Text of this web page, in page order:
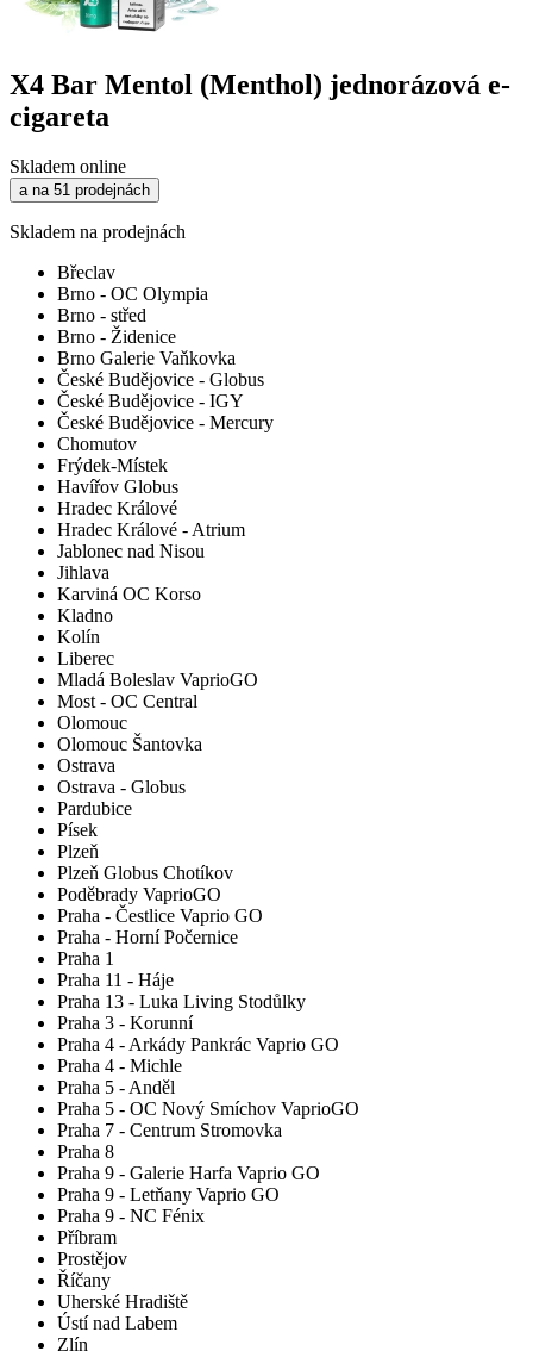
X4 Bar Mentol (Menthol) jednorázová e-
cigareta
Skladem online
a na 51 prodejnách
Skladem na prodejnách
Břeclav
Brno - OC Olympia
Brno - střed
Brno - Židenice
Brno Galerie Vaňkovka
České Budějovice - Globus
České Budějovice - IGY
České Budějovice - Mercury
Chomutov
Frýdek-Místek
Havířov Globus
Hradec Králové
Hradec Králové - Atrium
Jablonec nad Nisou
Jihlava
Karviná OC Korso
Kladno
Kolín
Liberec
Mladá Boleslav VaprioGO
Most - OC Central
Olomouc
Olomouc Šantovka
Ostrava
Ostrava - Globus
Pardubice
Písek
Plzeň
Plzeň Globus Chotíkov
Poděbrady VaprioGO
Praha - Čestlice Vaprio GO
Praha - Horní Počernice
Praha 1
Praha 11 - Háje
Praha 13 - Luka Living Stodůlky
Praha 3 - Korunní
Praha 4 - Arkády Pankrác Vaprio GO
Praha 4 - Michle
Praha 5 - Anděl
Praha 5 - OC Nový Smíchov VaprioGO
Praha 7 - Centrum Stromovka
Praha 8
Praha 9 - Galerie Harfa Vaprio GO
Praha 9 - Letňany Vaprio GO
Praha 9 - NC Fénix
Příbram
Prostějov
Říčany
Uherské Hradiště
Ústí nad Labem
Zlín